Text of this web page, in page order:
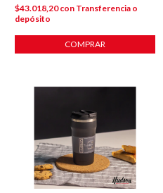
$43.018,20con Transferencia o
depósito
COMPRAR